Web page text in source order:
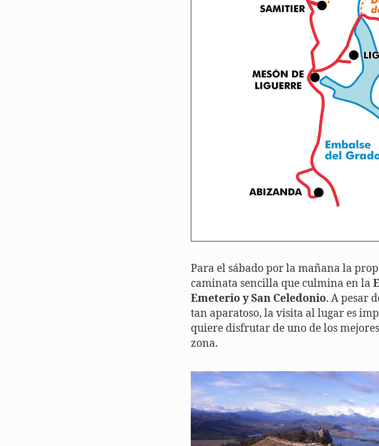
Para el sábado por la mañana la
caminata sencilla que culmina en la
Emeterio y San Celedonio. A pesar
tan aparatoso, la visita al lugar es
quiere disfrutar de uno de los
zona.